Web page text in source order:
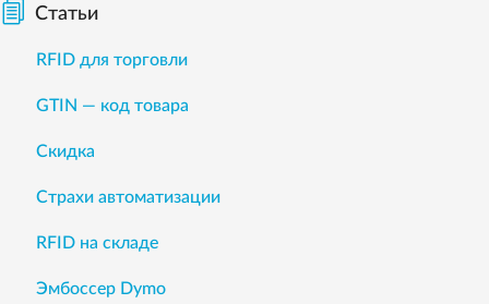
Статьи
RFID для торговли
GTIN — код товара
Скидка
Страхи автоматизации
RFID на складе
Эмбоссер Dymo